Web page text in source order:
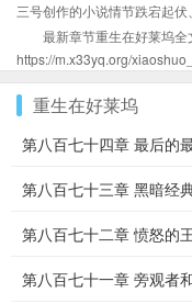
三号创作的小说情节跌宕起伏
最新章节重生在好莱坞全
https://m.x33yq.org/
重生在好莱坞
第八百七十四章 最后的
第八百七十三章 黑暗经
第八百七十二章 愤怒的
第八百七十一章 旁观者